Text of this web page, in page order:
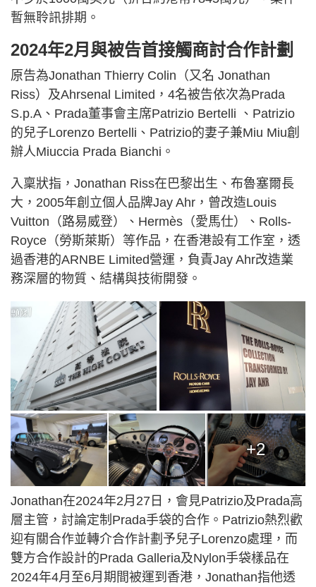
暫無聆訊排期。
2024年2月與被告首接觸商討合作計劃
原告為Jonathan Thierry Colin（又名 Jonathan
Riss）及Ahrsenal Limited，4名被告依次為Prada
S.p.A、Prada董事會主席Patrizio Bertelli 、Patrizio
的兒子Lorenzo Bertelli、Patrizio的妻子兼Miu Miu創
辦人Miuccia Prada Bianchi。
入稟狀指，Jonathan Riss在巴黎出生、布魯塞爾長
大，2005年創立個人品牌Jay Ahr，曾改造Louis
Vuitton（路易威登）、Hermès（愛馬仕）、Rolls-
Royce（勞斯萊斯）等作品，在香港設有工作室，透
過香港的ARNBE Limited營運，負責Jay Ahr改造業
務深層的物質、結構與技術開發。
+2
Jonathan在2024年2月27日，會見Patrizio及Prada高
層主管，討論定制Prada手袋的合作。Patrizio熱烈歡
迎有關合作並轉介合作計劃予兒子Lorenzo處理，而
雙方合作設計的Prada Galleria及Nylon手袋樣品在
2024年4月至6月期間被運到香港，Jonathan指他透